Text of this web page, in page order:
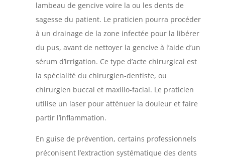
lambeau de gencive voire la ou les dents de
sagesse du patient. Le praticien pourra procéder
à un drainage de la zone infectée pour la libérer
du pus, avant de nettoyer la gencive à l’aide d’un
sérum d’irrigation. Ce type d’acte chirurgical est
la spécialité du chirurgien-dentiste, ou
chirurgien buccal et maxillo-facial. Le praticien
utilise un laser pour atténuer la douleur et faire
partir l’inflammation.
En guise de prévention, certains professionnels
préconisent l’extraction systématique des dents